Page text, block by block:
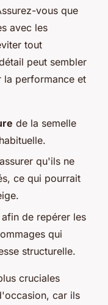
vous que
avec les
tout
peut sembler
la performance et
de la semelle
qu'ils ne
ce qui pourrait
de repérer les
qui
structurelle.
cruciales
car ils